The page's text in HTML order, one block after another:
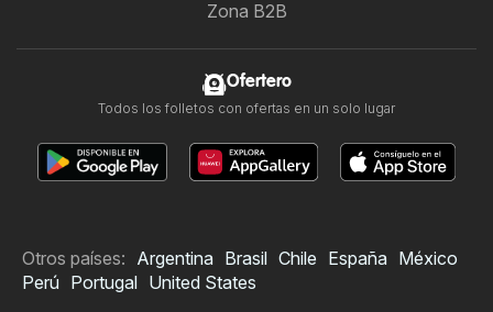
Zona B2B
Ofertero
Todos los folletos con ofertas en un solo lugar
Otros países: Argentina Brasil Chile España México
Perú Portugal United States